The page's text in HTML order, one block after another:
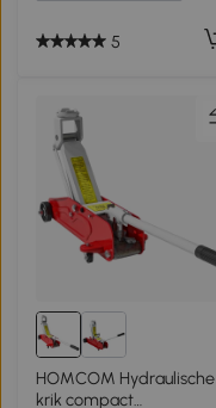
5
HOMCOM Hydraulische
krik compact